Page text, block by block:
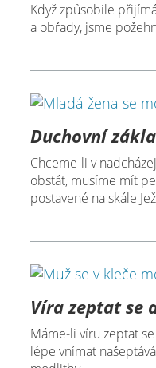
Když způsobile
a obřady, jsme
Duchovní
Chceme-li v
obstát, musíme mít
postavené na skále
Víra zeptat se
Máme-li víru zeptat
lépe vnímat